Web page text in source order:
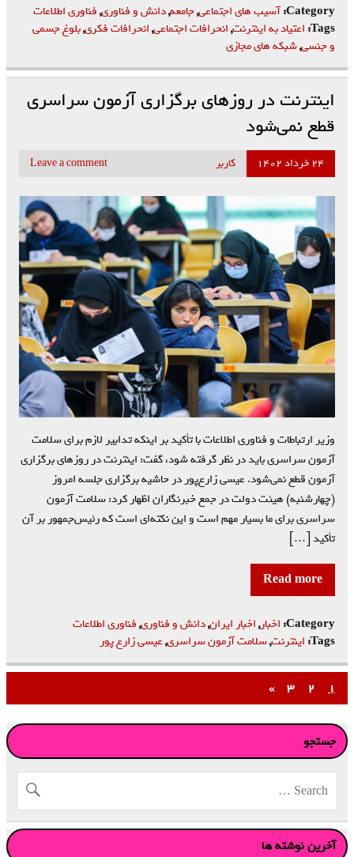
Category: آسیب های اجتماعی,جامعه,دانش و فناوری,فناوری اطلاعات
Tags: اعتیاد به اینترنت,انحرافات اجتماعی,انحرافات فکری,بلوغ جسمی
و جنسی,شبکه های مجازی
اینترنت در روز‌های برگزاری آزمون سراسری
قطع نمی‌شود
۲۴ خرداد ۱۴۰۲ کاربر Leave a comment
وزیر ارتباطات و فناوری اطلاعات با تأکید بر اینکه تدابیر لازم برای سلامت
آزمون سراسری باید در نظر گرفته شود، گفت: اینترنت در روز‌های برگزاری
آزمون قطع نمی‌شود. عیسی زارع‌پور در حاشیه برگزاری جلسه امروز
(چهارشنبه) هیئت دولت در جمع خبرنگاران اظهار کرد: سلامت آزمون
سراسری برای ما بسیار مهم است و این نکته‌ای است که رئیس‌جمهور بر آن
تأکید […]
Read more
Category: اخبار,اخبار ایران,دانش و فناوری,فناوری اطلاعات
Tags: اینترنت,سلامت آزمون سراسری,عیسی زارع پور
۱ ۲ ۳ »
جستجو
آخرین نوشته ها